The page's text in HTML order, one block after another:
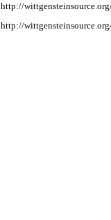
http://
http://